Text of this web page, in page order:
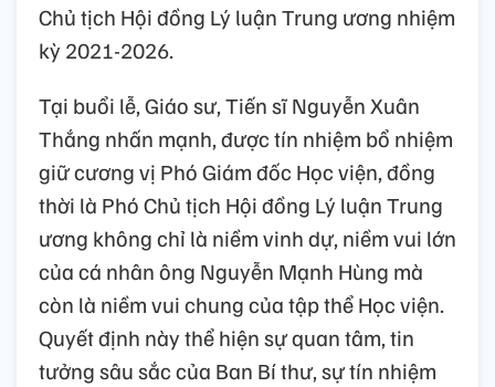
Chủ tịch Hội đồng Lý luận Trung ương nhiệm
kỳ 2021-2026.
Tại buổi lễ, Giáo sư, Tiến sĩ Nguyễn Xuân
Thắng nhấn mạnh, được tín nhiệm bổ nhiệm
giữ cương vị Phó Giám đốc Học viện, đồng
thời là Phó Chủ tịch Hội đồng Lý luận Trung
ương không chỉ là niềm vinh dự, niềm vui lớn
của cá nhân ông Nguyễn Mạnh Hùng mà
còn là niềm vui chung của tập thể Học viện.
Quyết định này thể hiện sự quan tâm, tin
tưởng sâu sắc của Ban Bí thư, sự tín nhiệm